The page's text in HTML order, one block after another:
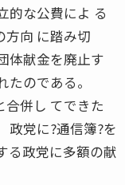
的な公費によ る
方向 に踏み切
体献金を廃止す
のである。
併し てできた
政党に?通信簿?を
る政党に多額の献